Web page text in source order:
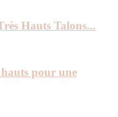
Hauts Talons...
hauts pour une